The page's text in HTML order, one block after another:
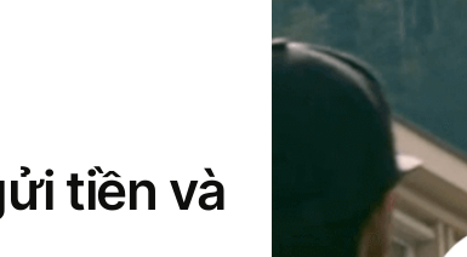
tiền và